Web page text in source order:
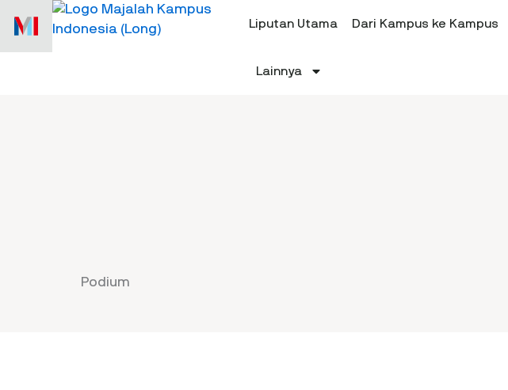
Liputan Utama Dari Kampus ke Kampus
Lainnya
Podium